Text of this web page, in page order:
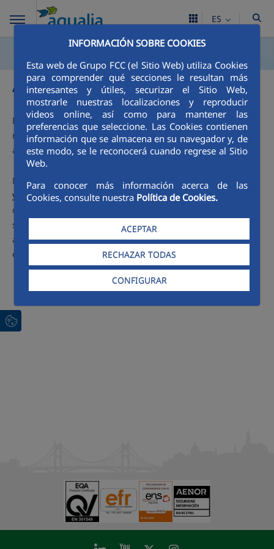
INFORMACIÓN SOBRE COOKIES
Esta web de Grupo FCC (el Sitio Web) utiliza Cookies
para comprender qué secciones le resultan más
interesantes y útiles, securizar el Sitio Web,
mostrarle nuestras localizaciones y reproducir
videos online, así como para mantener las
preferencias que seleccione. Las Cookies contienen
información que se almacena en su navegador y, de
este modo, se le reconocerá cuando regrese al Sitio
Web.
Para conocer más información acerca de las
Cookies, consulte nuestra Política de Cookies.
ACEPTAR
RECHAZAR TODAS
CONFIGURAR
ES
Avisos
El próximo jueves,23 de octubre,
Aqualia procederá a
realizar unos trabajos de mejora en la red de
abastecimiento de la localidad.
Dichos trabajos
se iniciarán a las 08:00 horas de la mañana
y finalizarán a las 15:00 horas de la tarde . Aqualia advierte
que podrían provocar reducción de presión o incluso la
suspensión del suministro en algunos casos. La zona
afectada será el tramo de la Avenida España comprendido
entre la Calle Sevilla y la Calle Castellar.